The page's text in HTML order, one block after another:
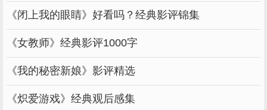
而这一点，却与您和他一直以来的理想背道而
驰。” “先帝驾崩了，但真相还未大白天下，如果
殿下始终把这场戏演下去，大周的后世子孙永远
不会知道，这个国家到底为何积弱至此，永远不
会懂得真正的为君之道。他们只会记得，先帝时
期，有个权臣造反，差点害得王朝改姓，所以，
《闭上我的眼睛》好看吗？经典影评锦集
《女教师》经典影评1000字
《我的秘密新娘》影评精选
《炽爱游戏》经典观后感集